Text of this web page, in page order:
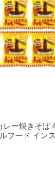
ー焼きそば
フード イン